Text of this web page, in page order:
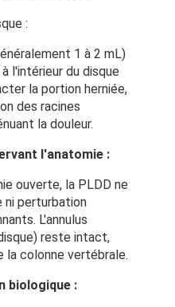
:
1 à 2 mL)
l'intérieur du disque
la portion herniée,
des racines
la douleur.
l'anatomie :
ouverte, la PLDD ne
ni perturbation
L'annulus
reste intact,
la colonne vertébrale.
biologique :